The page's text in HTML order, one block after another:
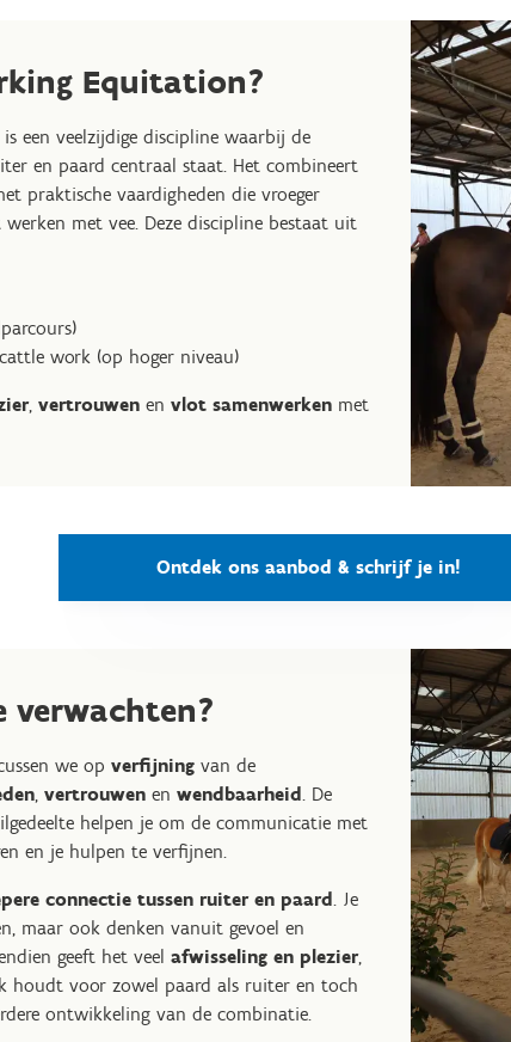
Equitation?
een veelzijdige discipline waarbij de
en paard centraal staat. Het combineert
praktische vaardigheden die vroeger
met vee. Deze discipline bestaat uit
work (op hoger niveau)
, vertrouwen en vlot samenwerken met
Ontdek ons aanbod & schrijf je in!
verwachten?
we op verfijning van de
, vertrouwen en wendbaarheid. De
helpen je om de communicatie met
en je hulpen te verfijnen.
connectie tussen ruiter en paard. Je
maar ook denken vanuit gevoel en
geeft het veel afwisseling en plezier,
houdt voor zowel paard als ruiter en toch
ontwikkeling van de combinatie.